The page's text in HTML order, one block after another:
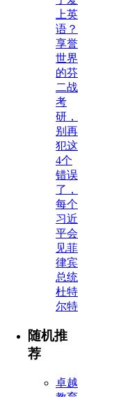
上英
语？
享誉
世界
的芬
二战
考
研，
别再
犯这
4个
错误
了，
每个
习近
平会
见菲
律宾
总统
杜特
尔特
随机推
荐
卓越